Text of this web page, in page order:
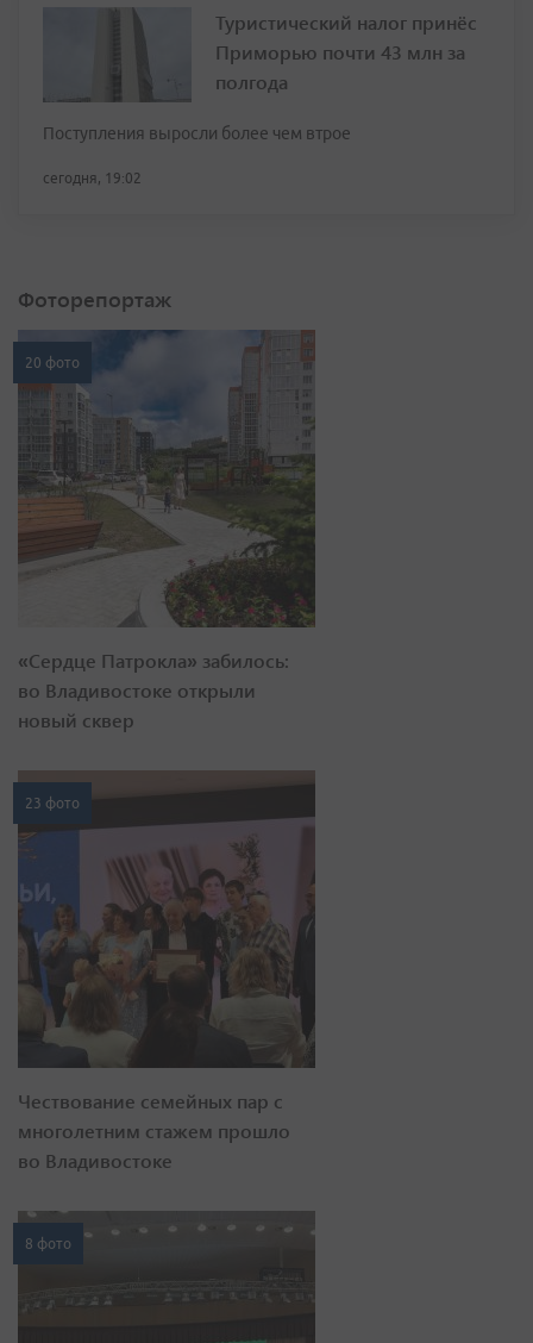
Туристический налог принёс
Приморью почти 43 млн за
полгода
Поступления выросли более чем втрое
сегодня, 19:02
Фоторепортаж
20 фото
«Сердце Патрокла» забилось:
во Владивостоке открыли
новый сквер
23 фото
Чествование семейных пар с
многолетним стажем прошло
во Владивостоке
8 фото